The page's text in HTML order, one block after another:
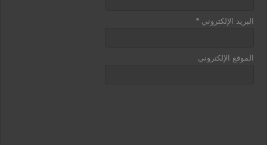
البريد الإلكتروني*
الموقع الإلكتروني